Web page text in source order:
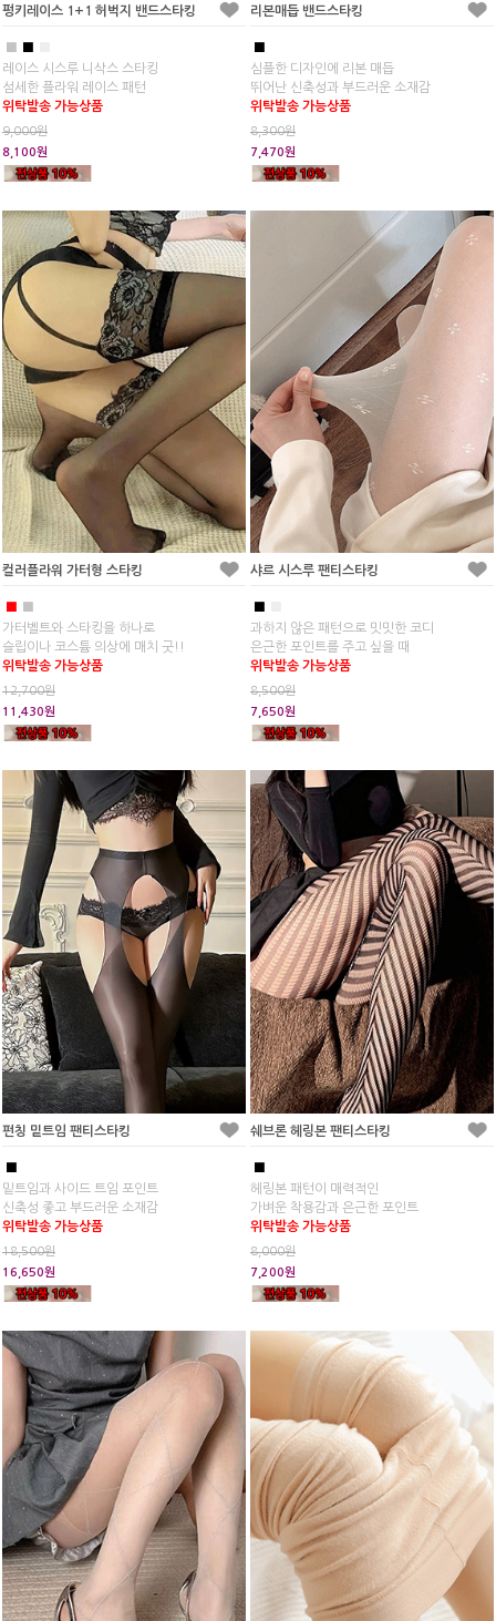
펑키레이스 1+1 허벅지 밴드스타킹
■ ■
레이스 시스루 니삭스 스타킹
섬세한 플라워 레이스 패턴
위탁발송 가능상품
9,000원
8,100원
리본매듭 밴드스타킹
■
심플한 디자인에 리본 매듭
뛰어난 신축성과 부드러운 소재감
위탁발송 가능상품
8,300원
7,470원
컬러플라워 가터형 스타킹
■
가터벨트와 스타킹을 하나로
슬립이나 코스튬 의상에 매치 굿!!
위탁발송 가능상품
12,700원
11,430원
샤르 시스루 팬티스타킹
■
과하지 않은 패턴으로 밋밋한 코디
은근한 포인트를 주고 싶을 때
위탁발송 가능상품
8,500원
7,650원
펀칭 밑트임 팬티스타킹
■
밑트임과 사이드 트임 포인트
신축성 좋고 부드러운 소재감
위탁발송 가능상품
18,500원
16,650원
쉐브론 헤링본 팬티스타킹
■
헤링본 패턴이 매력적인
가벼운 착용감과 은근한 포인트
위탁발송 가능상품
8,000원
7,200원